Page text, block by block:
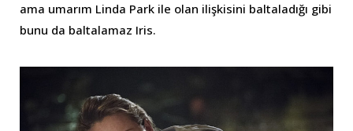
ama umarım Linda Park ile olan ilişkisini baltaladığı gibi
bunu da baltalamaz Iris.